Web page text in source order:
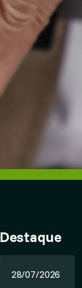
Destaque
28/07/2026